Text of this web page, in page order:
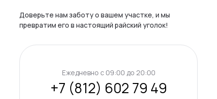
Доверьте нам заботу о вашем участке, и мы
превратим его в настоящий райский уголок!
Ежедневно c 09:00 до 20:00
+7 (812) 602 79 49